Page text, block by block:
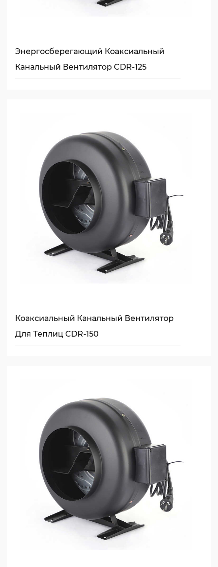
Энергосберегающий Коаксиальный
Канальный Вентилятор CDR-125
Коаксиальный Канальный Вентилятор
Для Теплиц CDR-150